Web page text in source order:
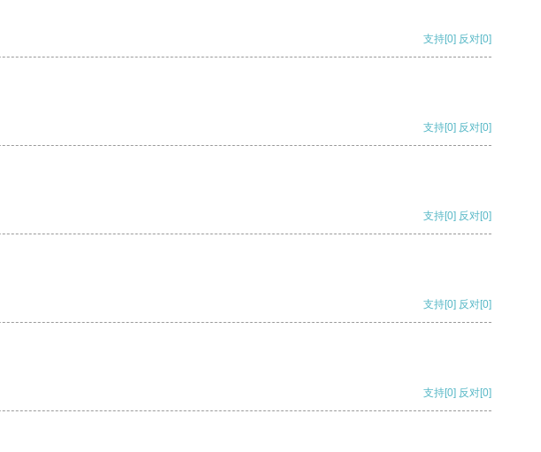
支持[0] 反对[0]
支持[0] 反对[0]
支持[0] 反对[0]
支持[0] 反对[0]
支持[0] 反对[0]